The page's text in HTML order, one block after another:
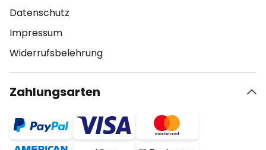
Datenschutz
Impressum
Widerrufsbelehrung
Zahlungsarten